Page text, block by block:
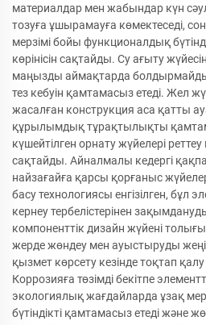
материалдар мен жабындар күн
тозуға ұшырамауға көмектеседі,
мерзімі бойы функционалдық
көрінісін сақтайды. Су ағыту
маңызды аймақтарда
тез кебуін қамтамасыз етеді. Жел
жасалған конструкция аса қатты
құрылымдық тұрақтылықты
күшейтілген орнату жүйелері
сақтайды. Айналмалы кедергі
найзағайға қарсы қорғаныс
басу технологиясы енгізілген, бұл
кернеу тербелістерінен
компоненттік дизайн жүйені
жерде жөндеу мен ауыстыруды
қызмет көрсету кезінде тоқтап
Коррозияға төзімді бекітпе
экологиялық жағдайларда ұзақ
бүтіндікті қамтамасыз етеді және